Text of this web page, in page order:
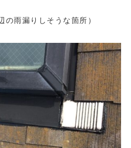
の雨漏りしそうな箇所）